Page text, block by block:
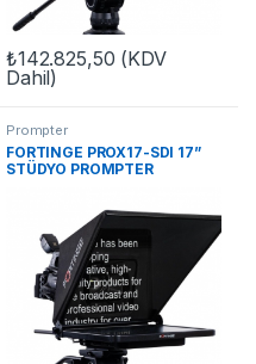
₺142.825,50 (KDV
Dahil)
Prompter
FORTINGE PROX17-SDI 17”
STÜDYO PROMPTER